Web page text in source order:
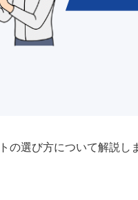
の選び方について解説し